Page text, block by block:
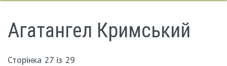
Агатангел Кримський
Сторінка 27 із 29